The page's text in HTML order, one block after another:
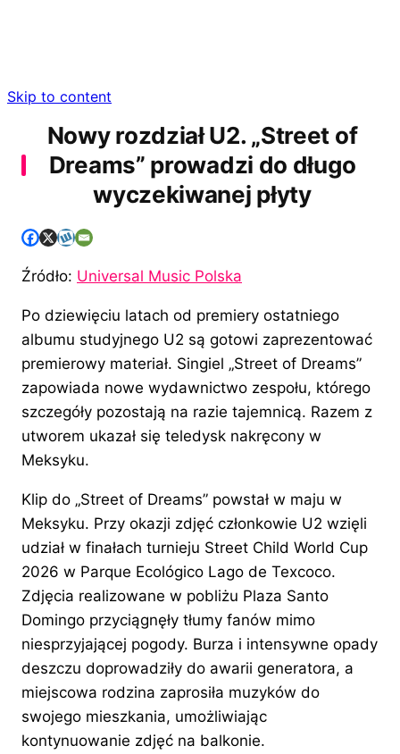
Skip to content
Nowy rozdział U2. „Street of
Dreams” prowadzi do długo
wyczekiwanej płyty
Źródło: Universal Music Polska
Po dziewięciu latach od premiery ostatniego
albumu studyjnego U2 są gotowi zaprezentować
premierowy materiał. Singiel „Street of Dreams”
zapowiada nowe wydawnictwo zespołu, którego
szczegóły pozostają na razie tajemnicą. Razem z
utworem ukazał się teledysk nakręcony w
Meksyku.
Klip do „Street of Dreams” powstał w maju w
Meksyku. Przy okazji zdjęć członkowie U2 wzięli
udział w finałach turnieju Street Child World Cup
2026 w Parque Ecológico Lago de Texcoco.
Zdjęcia realizowane w pobliżu Plaza Santo
Domingo przyciągnęły tłumy fanów mimo
niesprzyjającej pogody. Burza i intensywne opady
deszczu doprowadziły do awarii generatora, a
miejscowa rodzina zaprosiła muzyków do
swojego mieszkania, umożliwiając
kontynuowanie zdjęć na balkonie.